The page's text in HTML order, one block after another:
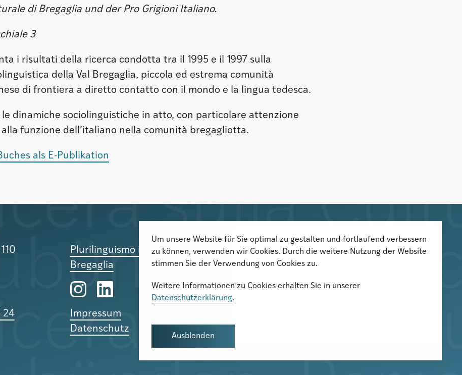
di Bregaglia und der Pro Grigioni Italiano.
3
i risultati della ricerca condotta tra il 1995 e il 1997 sulla
della Val Bregaglia, piccola ed estrema comunità
di frontiera a diretto contatto con il mondo e la lingua tedesca.
le dinamiche sociolinguistiche in atto, con particolare attenzione
funzione dell’italiano nella comunità bregagliotta.
als E-Publikation
Plurilinguismo in Val
Bregaglia
24
Impressum
Datenschutz
Der Newsletter informiert über
aktuelle Veranstaltungen,
Forschungsprojekte
Um unsere Website für Sie optimal zu gestalten und fortlaufend verbessern
zu können, verwenden wir Cookies. Durch die weitere Nutzung der Website
stimmen Sie der Verwendung von Cookies zu.
Weitere Informationen zu Cookies erhalten Sie in unserer
Datenschutzerklärung.
Ausblenden